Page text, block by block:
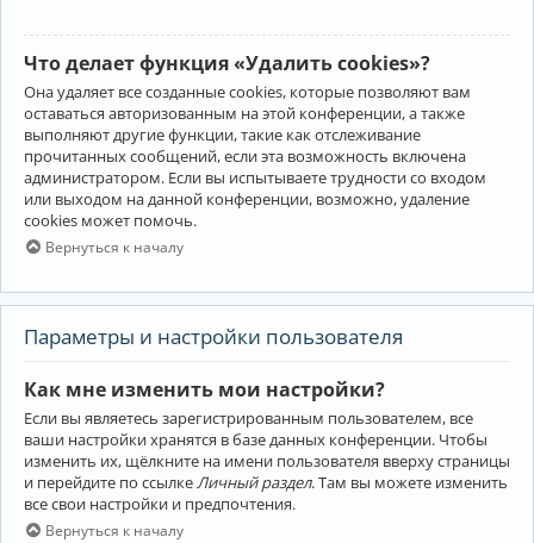
Что делает функция «Удалить cookies»?
Она удаляет все созданные cookies, которые позволяют вам
оставаться авторизованным на этой конференции, а также
выполняют другие функции, такие как отслеживание
прочитанных сообщений, если эта возможность включена
администратором. Если вы испытываете трудности со входом
или выходом на данной конференции, возможно, удаление
cookies может помочь.
Вернуться к началу
Параметры и настройки пользователя
Как мне изменить мои настройки?
Если вы являетесь зарегистрированным пользователем, все
ваши настройки хранятся в базе данных конференции. Чтобы
изменить их, щёлкните на имени пользователя вверху страницы
и перейдите по ссылке Личный раздел. Там вы можете изменить
все свои настройки и предпочтения.
Вернуться к началу